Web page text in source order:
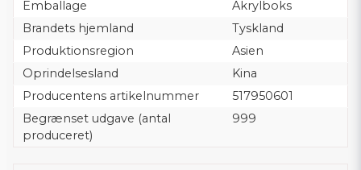
Emballage
Akrylboks
Brandets hjemland
Tyskland
Produktionsregion
Asien
Oprindelsesland
Kina
Producentens artikelnummer
517950601
Begrænset udgave (antal
produceret)
999